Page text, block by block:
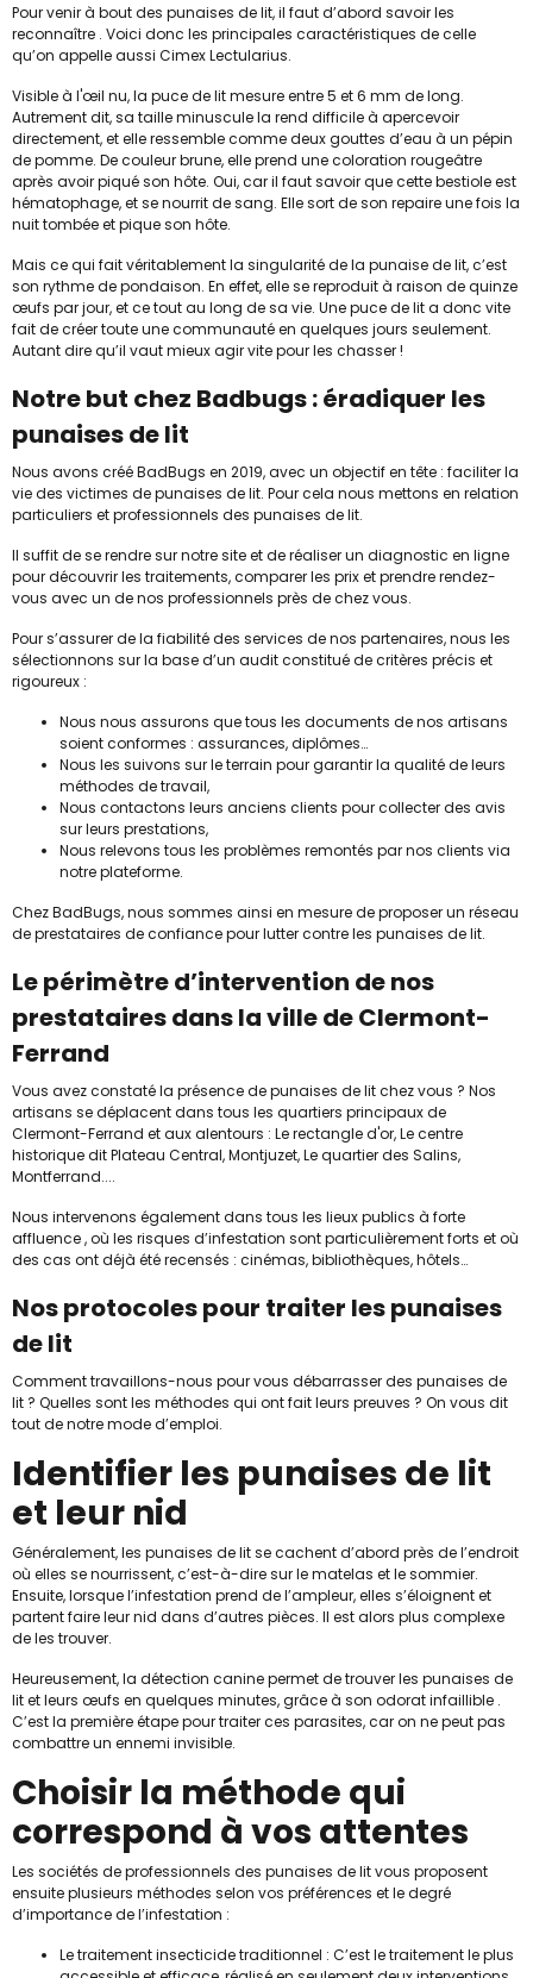
Pour venir à bout des punaises de lit, il faut d’abord savoir les
reconnaître . Voici donc les principales caractéristiques de celle
qu’on appelle aussi Cimex Lectularius.
Visible à l'œil nu, la puce de lit mesure entre 5 et 6 mm de long.
Autrement dit, sa taille minuscule la rend difficile à apercevoir
directement, et elle ressemble comme deux gouttes d’eau à un pépin
de pomme. De couleur brune, elle prend une coloration rougeâtre
après avoir piqué son hôte. Oui, car il faut savoir que cette bestiole est
hématophage, et se nourrit de sang. Elle sort de son repaire une fois la
nuit tombée et pique son hôte.
Mais ce qui fait véritablement la singularité de la punaise de lit, c’est
son rythme de pondaison. En effet, elle se reproduit à raison de quinze
œufs par jour, et ce tout au long de sa vie. Une puce de lit a donc vite
fait de créer toute une communauté en quelques jours seulement.
Autant dire qu’il vaut mieux agir vite pour les chasser !
Notre but chez Badbugs : éradiquer les
punaises de lit
Nous avons créé BadBugs en 2019, avec un objectif en tête : faciliter la
vie des victimes de punaises de lit. Pour cela nous mettons en relation
particuliers et professionnels des punaises de lit.
Il suffit de se rendre sur notre site et de réaliser un diagnostic en ligne
pour découvrir les traitements, comparer les prix et prendre rendez-
vous avec un de nos professionnels près de chez vous.
Pour s’assurer de la fiabilité des services de nos partenaires, nous les
sélectionnons sur la base d’un audit constitué de critères précis et
rigoureux :
Nous nous assurons que tous les documents de nos artisans
soient conformes : assurances, diplômes…
Nous les suivons sur le terrain pour garantir la qualité de leurs
méthodes de travail,
Nous contactons leurs anciens clients pour collecter des avis
sur leurs prestations,
Nous relevons tous les problèmes remontés par nos clients via
notre plateforme.
Chez BadBugs, nous sommes ainsi en mesure de proposer un réseau
de prestataires de confiance pour lutter contre les punaises de lit.
Le périmètre d’intervention de nos
prestataires dans la ville de Clermont-
Ferrand
Vous avez constaté la présence de punaises de lit chez vous ? Nos
artisans se déplacent dans tous les quartiers principaux de
Clermont-Ferrand et aux alentours : Le rectangle d'or, Le centre
historique dit Plateau Central, Montjuzet, Le quartier des Salins,
Montferrand....
Nous intervenons également dans tous les lieux publics à forte
affluence , où les risques d’infestation sont particulièrement forts et où
des cas ont déjà été recensés : cinémas, bibliothèques, hôtels…
Nos protocoles pour traiter les punaises
de lit
Comment travaillons-nous pour vous débarrasser des punaises de
lit ? Quelles sont les méthodes qui ont fait leurs preuves ? On vous dit
tout de notre mode d’emploi.
Identifier les punaises de lit
et leur nid
Généralement, les punaises de lit se cachent d’abord près de l’endroit
où elles se nourrissent, c’est-à-dire sur le matelas et le sommier.
Ensuite, lorsque l’infestation prend de l’ampleur, elles s’éloignent et
partent faire leur nid dans d’autres pièces. Il est alors plus complexe
de les trouver.
Heureusement, la détection canine permet de trouver les punaises de
lit et leurs œufs en quelques minutes, grâce à son odorat infaillible .
C’est la première étape pour traiter ces parasites, car on ne peut pas
combattre un ennemi invisible.
Choisir la méthode qui
correspond à vos attentes
Les sociétés de professionnels des punaises de lit vous proposent
ensuite plusieurs méthodes selon vos préférences et le degré
d’importance de l’infestation :
Le traitement insecticide traditionnel : C’est le traitement le plus